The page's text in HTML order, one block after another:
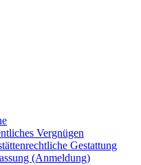
Vergnügen
Gestattung
(Anmeldung)